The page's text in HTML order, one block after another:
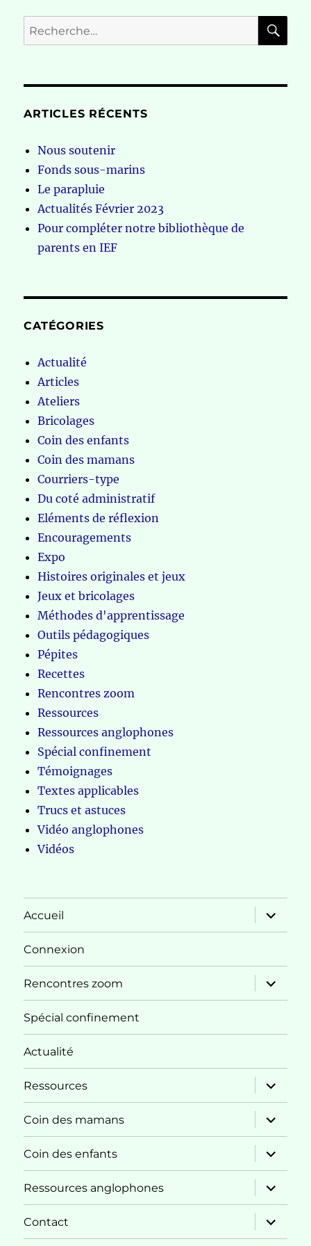
Recherche
pour :
ARTICLES RÉCENTS
Nous soutenir
Fonds sous-marins
Le parapluie
Actualités Février 2023
Pour compléter notre bibliothèque de
parents en IEF
CATÉGORIES
Actualité
Articles
Ateliers
Bricolages
Coin des enfants
Coin des mamans
Courriers-type
Du coté administratif
Eléments de réflexion
Encouragements
Expo
Histoires originales et jeux
Jeux et bricolages
Méthodes d'apprentissage
Outils pédagogiques
Pépites
Recettes
Rencontres zoom
Ressources
Ressources anglophones
Spécial confinement
Témoignages
Textes applicables
Trucs et astuces
Vidéo anglophones
Vidéos
Accueil
ouvrir
le
sous-
Connexion
Rencontres zoom
ouvrir
le
sous-
Spécial confinement
Actualité
Ressources
ouvrir
le
sous-
menu
Coin des mamans
ouvrir
le
sous-
menu
Coin des enfants
ouvrir
le
sous-
menu
Ressources anglophones
ouvrir
le
sous-
menu
Contact
ouvrir
le
sous-